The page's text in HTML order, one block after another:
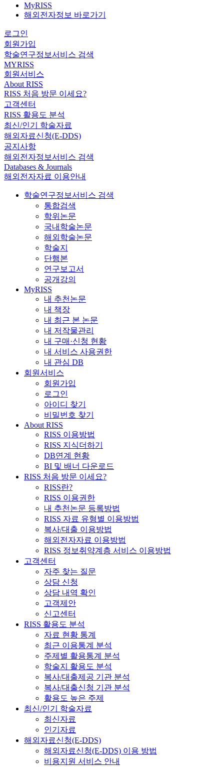
MyRISS
해외전자정보 바로가기
로그인
회원가입
학술연구정보서비스 검색
MYRISS
회원서비스
About RISS
RISS 처음 방문 이세요?
고객센터
RISS 활용도 분석
최신/인기 학술자료
해외자료신청(E-DDS)
공지사항
해외전자정보서비스 검색
Databases & Journals
해외전자자료 이용안내
학술연구정보서비스 검색
통합검색
학위논문
국내학술논문
해외학술논문
학술지
단행본
연구보고서
공개강의
MyRISS
내 추천논문
내 책장
내 최근 본 논문
내 저작물관리
내 구매·신청 현황
내 서비스 사용권한
내 관심 DB
회원서비스
회원가입
로그인
아이디 찾기
비밀번호 찾기
About RISS
RISS 이용방법
RISS 지식더하기
DB연계 현황
BI 및 배너 다운로드
RISS 처음 방문 이세요?
RISS란?
RISS 이용권한
내 추천논문 등록방법
RISS 자료 유형별 이용방법
복사/대출 이용방법
해외전자자료 이용방법
RISS 정보취약계층 서비스 이용방법
고객센터
자주 찾는 질문
상담 신청
상담 내역 확인
고객제안
신고센터
RISS 활용도 분석
자료 현황 통계
최근 이용통계 분석
주제별 활용통계 분석
학술지 활용도 분석
복사/대출제공 기관 분석
복사/대출신청 기관 분석
활용도 높은 주제
최신/인기 학술자료
최신자료
인기자료
해외자료신청(E-DDS)
해외자료신청(E-DDS) 이용 방법
비용지원 서비스 안내